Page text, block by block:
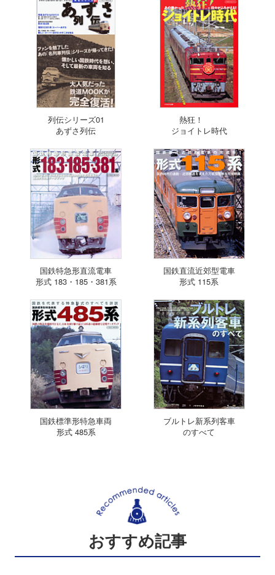
列伝シリーズ01
あずさ列伝
熱狂！
ジョイトレ時代
国鉄特急形直流電車
形式 183・185・381系
国鉄直流近郊型電車
形式 115系
国鉄標準形特急車両
形式 485系
ブルトレ新系列客車
のすべて
おすすめ記事